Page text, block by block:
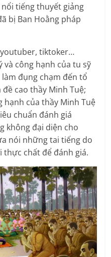
tiếng thuyết giảng
bị Ban Hoằng pháp
tiktoker…
và công hạnh của tu sỹ
đụng chạm đến tổ
cao thầy Minh Tuệ;
hạnh của thầy Minh Tuệ
chuẩn đánh giá
không đại diện cho
nói những tai tiếng do
chất để đánh giá.